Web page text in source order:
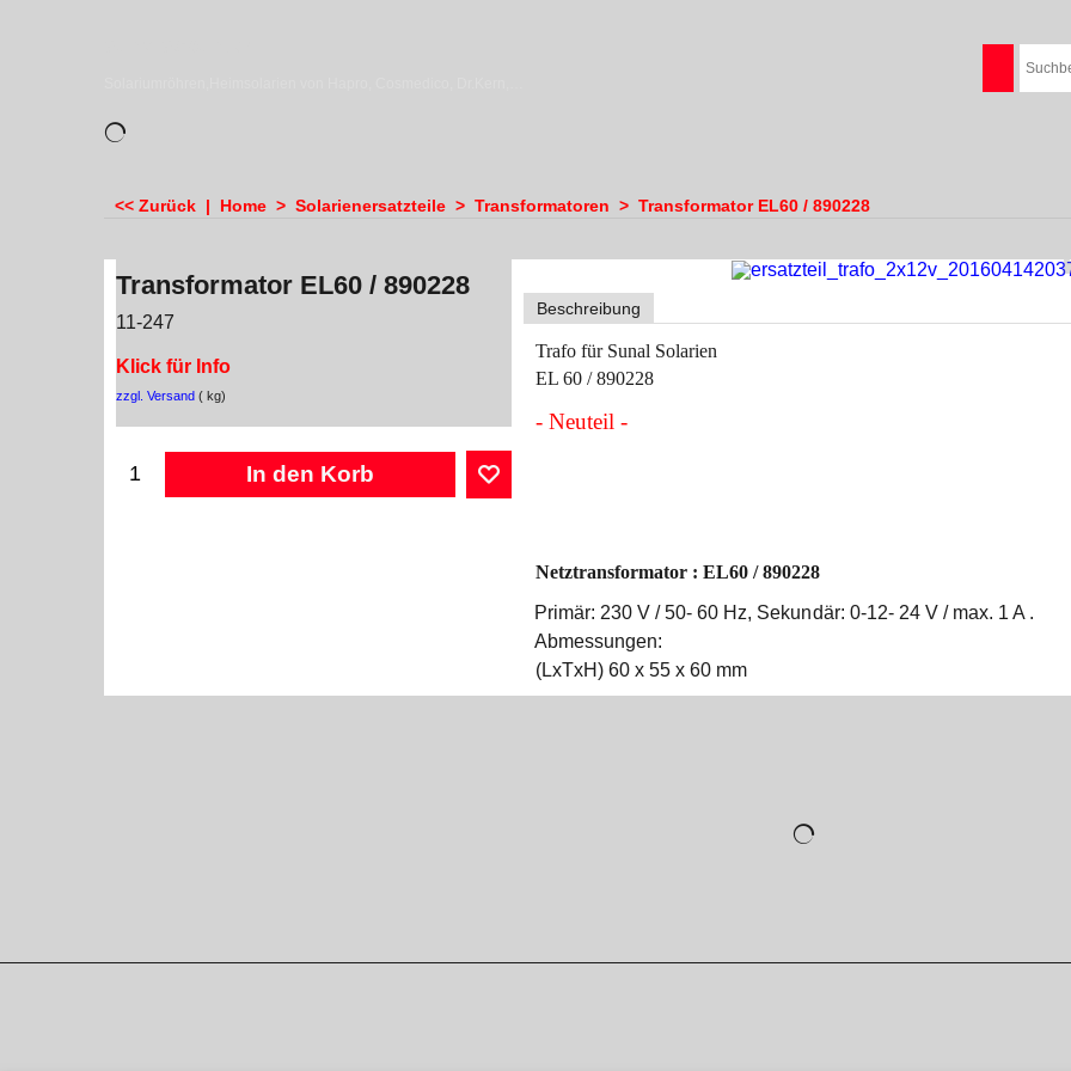
<< Zurück | Home > Solarienersatzteile > Transformatoren > Transformator EL60 / 890228
Transformator EL60 / 890228
11-247
Klick für Info
zzgl. Versand kg
In den Korb
Beschreibung
Trafo für Sunal Solarien
EL 60 / 890228
- Neuteil -
Netztransformator : EL60 / 890228
Primär: 230 V / 50- 60 Hz, Sekundär: 0-12- 24 V / max. 1 A .
Abmessungen:
(LxTxH) 60 x 55 x 60 mm